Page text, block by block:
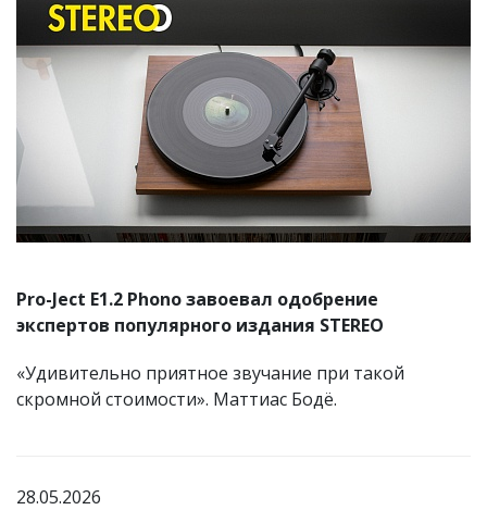
Pro-Ject E1.2 Phono завоевал одобрение
экспертов популярного издания STEREO
«Удивительно приятное звучание при такой
скромной стоимости». Маттиас Бодё.
28.05.2026